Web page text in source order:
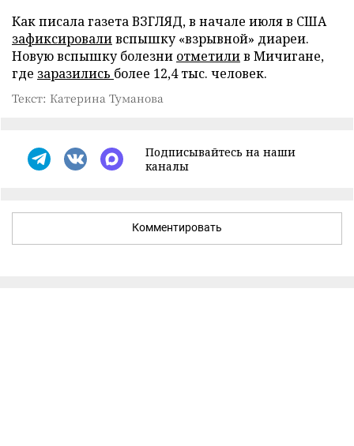
Как писала газета ВЗГЛЯД, в начале июля в США
зафиксироваливспышку «взрывной» диареи.
Новую вспышку болезни отметилив Мичигане,
где заразились более 12,4 тыс. человек.
Текст: Катерина Туманова
Подписывайтесь на наши
каналы
Комментировать